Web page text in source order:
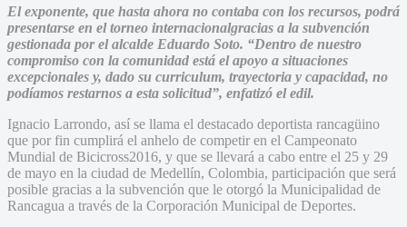
El exponente, que hasta ahora no contaba con los recursos, podrá
presentarse en el torneo internacionalgracias a la subvención
gestionada por el alcalde Eduardo Soto. “Dentro de nuestro
compromiso con la comunidad está el apoyo a situaciones
excepcionales y, dado su curriculum, trayectoria y capacidad, no
podíamos restarnos a esta solicitud”, enfatizó el edil.
Ignacio Larrondo, así se llama el destacado deportista rancagüino
que por fin cumplirá el anhelo de competir en el Campeonato
Mundial de Bicicross2016, y que se llevará a cabo entre el 25 y 29
de mayo en la ciudad de Medellín, Colombia, participación que será
posible gracias a la subvención que le otorgó la Municipalidad de
Rancagua a través de la Corporación Municipal de Deportes.